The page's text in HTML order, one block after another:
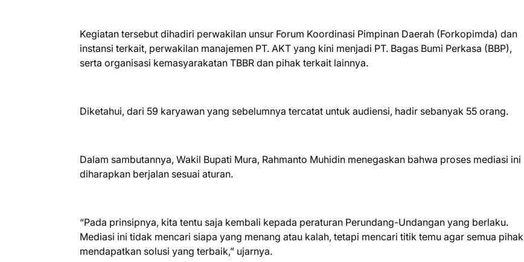
Kegiatan tersebut dihadiri perwakilan unsur Forum Koordinasi Pimpinan Daerah (Forkopimda) dan
instansi terkait, perwakilan manajemen PT. AKT yang kini menjadi PT. Bagas Bumi Perkasa (BBP),
serta organisasi kemasyarakatan TBBR dan pihak terkait lainnya.
Diketahui, dari 59 karyawan yang sebelumnya tercatat untuk audiensi, hadir sebanyak 55 orang.
Dalam sambutannya, Wakil Bupati Mura, Rahmanto Muhidin menegaskan bahwa proses mediasi ini
diharapkan berjalan sesuai aturan.
“Pada prinsipnya, kita tentu saja kembali kepada peraturan Perundang-Undangan yang berlaku.
Mediasi ini tidak mencari siapa yang menang atau kalah, tetapi mencari titik temu agar semua pihak
mendapatkan solusi yang terbaik,” ujarnya.